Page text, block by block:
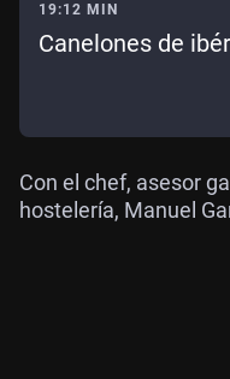
19:12 MIN
Canelones de
Con el chef, asesor
hostelería, Manuel